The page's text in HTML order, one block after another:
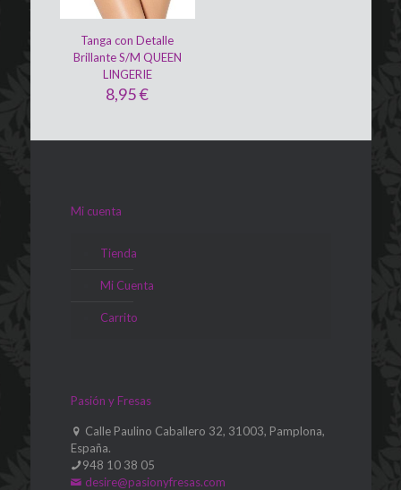
Tanga con Detalle
Brillante S/M QUEEN
LINGERIE
8,95€
Mi cuenta
Tienda
Mi Cuenta
Carrito
Pasión y Fresas
Calle Paulino Caballero 32, 31003, Pamplona,
España.
948 10 38 05
desire@pasionyfresas.com